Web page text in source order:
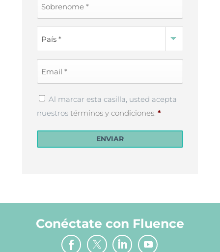
Privacy
Policy*
Al marcar esta casilla, usted acepta
nuestros términos y condiciones. *
ENVIAR
Conéctate con Fluence